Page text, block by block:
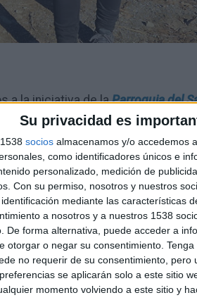
Su privacidad es
socios almacenamos y/o accedemos
como identificadores únicos e
personalizado, medición de
Con su permiso, nosotros y nuestros
mediante las características
a nosotros y a nuestros 1538
De forma alternativa, puede acceder a
otorgar o negar su consentimiento.
no requerir de su consentimiento,
se aplicarán solo a este sitio
momento volviendo a este sitio y
a la iniciativa de laParroquia del
torrijeña, ha facilitado
las 9 etapas de este camino
del Ayuntamiento torrijeño
el
Miguelha participado a pie en
el concejal de Deportes,